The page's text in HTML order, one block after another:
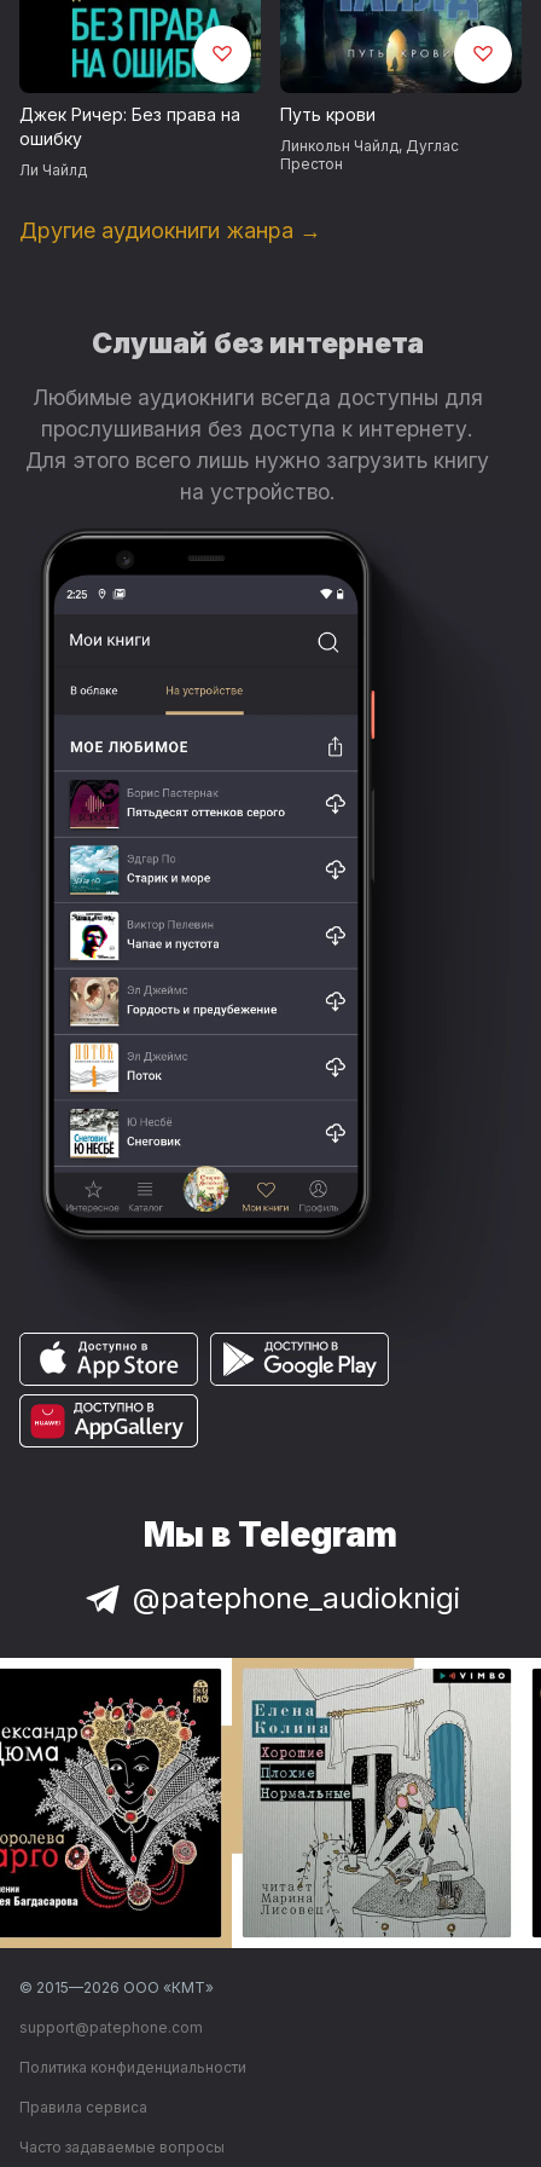
Джек Ричер: Без права на
ошибку
Ли Чайлд
Путь крови
Линкольн Чайлд, Дуглас
Престон
Другие аудиокниги жанра →
Слушай без интернета
Любимые аудиокниги всегда доступны для
прослушивания без доступа к интернету.
Для этого всего лишь нужно загрузить книгу
на устройство.
Мы в Telegram
@patephone_audioknigi
© 2015—2026 ООО «КМТ»
support@patephone.com
Политика конфиденциальности
Правила сервиса
Часто задаваемые вопросы